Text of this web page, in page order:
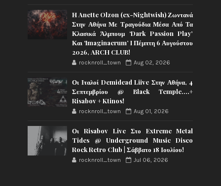
Η Anette Olzon (ex-Nightwish) Ζωντανά
Στην Αθήνα Με Τραγούδια Μέσα Από Τα
Κλασικά Άλμπουμ ‘Dark Passion Play’
Και ‘Imaginaerum’ I Πέμπτη 6 Αυγούστου
2026, ARCH CLUB!
rocknroll_town Aug 02, 2026
Οι Ιταλοί Demidead Liive Στην Αθήνα, 4
Σεπτεμβρίου @ Black Temple….+
Risabov + Ktinos!
rocknroll_town Aug 01, 2026
Οι Risabov Live Στο Extreme Metal
Tides @ Underground Music Disco
Rock Retro Club | Σάββατο 18 Ιουλίου!
rocknroll_town Jul 06, 2026